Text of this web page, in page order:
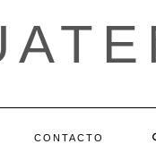
CONTACTO